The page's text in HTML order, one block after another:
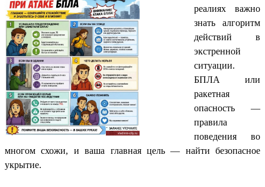
реалиях важно
знать алгоритм
действий в
экстренной
ситуации.
БПЛА или
ракетная
опасность —
правила
поведения во
многом схожи, и ваша главная цель — найти безопасное
укрытие.